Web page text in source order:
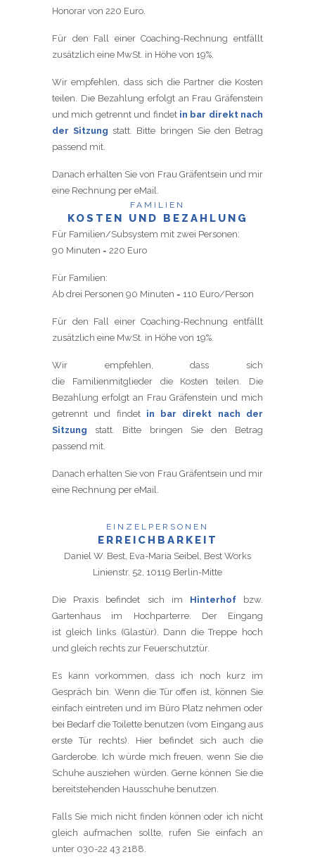
Honorar von 220 Euro.
Für den Fall einer Coaching-Rechnung entfällt
zusätzlich eine MwSt. in Höhe von 19%.
Wir empfehlen, dass sich die Partner die Kosten
teilen. Die Bezahlung erfolgt an Frau Gräfenstein
und mich getrennt und findet in bar direkt nach
der Sitzung statt. Bitte bringen Sie den Betrag
passend mit.
Danach erhalten Sie von Frau Gräfentsein und mir
eine Rechnung per eMail.
FAMILIEN
KOSTEN UND BEZAHLUNG
Für Familien/Subsystem mit zwei Personen:
90 Minuten = 220 Euro
Für Familien:
Ab drei Personen 90 Minuten = 110 Euro/Person
Für den Fall einer Coaching-Rechnung entfällt
zusätzlich eine MwSt. in Höhe von 19%.
Wir empfehlen, dass sich
die Familienmitglieder die Kosten teilen. Die
Bezahlung erfolgt an Frau Gräfenstein und mich
getrennt und findet in bar direkt nach der
Sitzung statt. Bitte bringen Sie den Betrag
passend mit.
Danach erhalten Sie von Frau Gräfentsein und mir
eine Rechnung per eMail.
EINZELPERSONEN
ERREICHBARKEIT
Daniel W. Best, Eva-Maria Seibel, Best Works
Linienstr. 52, 10119 Berlin-Mitte
Die Praxis befindet sich im Hinterhofbzw.
Gartenhaus im Hochparterre. Der Eingang
ist gleich links (Glastür). Dann die Treppe hoch
und gleich rechts zur Feuerschutztür.
Es kann vorkommen, dass ich noch kurz im
Gespräch bin. Wenn die Tür offen ist, können Sie
einfach eintreten und im Büro Platz nehmen oder
bei Bedarf die Toilette benutzen (vom Eingang aus
erste Tür rechts). Hier befindet sich auch die
Garderobe. Ich würde mich freuen, wenn Sie die
Schuhe ausziehen würden. Gerne können Sie die
bereitstehenden Hausschuhe benutzen.
Falls Sie mich nicht finden können oder ich nicht
gleich aufmachen sollte, rufen Sie einfach an
unter 030-22 43 2188.